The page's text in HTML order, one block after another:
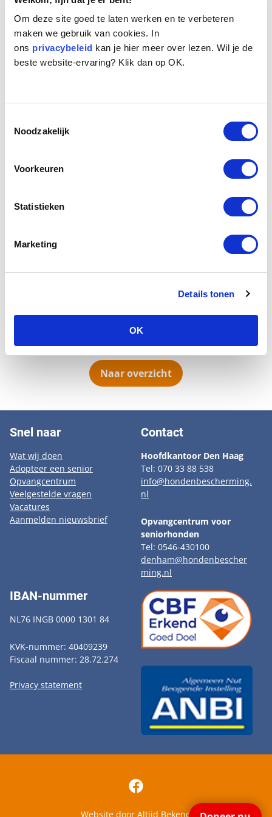
Om deze site goed te laten werken en te verbeteren
maken we gebruik van cookies. In
ons privacybeleid kan je hier meer over lezen. Wil je de
beste website-ervaring? Klik dan op OK.
Noodzakelijk
Voorkeuren
Statistieken
Marketing
Details tonen
OK
Naam: Juul
Ras/type:
Reden opvang:
Juul is een langharige teckel die samen met zijn
dat Juul kon blijven zolang mevrouw zelf voor hem kon
zorgen. Zo langzamerhand nam de dementie van
erbij inschoot. Hij verhuisde dus naar het
Naar overzicht
Snel naar
Wat wij doen
Adopteer een senior
Opvangcentrum
Veelgestelde vragen
Vacatures
Aanmelden nieuwsbrief
Contact
Hoofdkantoor Den Haag
Tel: 070 33 88 538
info@hondenbescherming.
nl
Opvangcentrum voor
seniorhonden
Tel: 0546-430100
denham@hondenbescher
ming.nl
IBAN-nummer
NL76 INGB 0000 1301 84
KVK-nummer: 40409239
Fiscaal nummer: 28.72.274
Privacy statement
Website door Altijd Bekend